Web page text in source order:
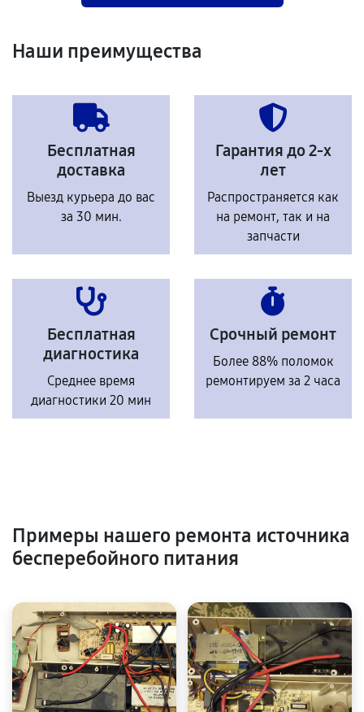
Наши преимущества
Бесплатная
доставка
Выезд курьера до вас
за 30 мин.
Гарантия до 2-х
лет
Распространяется как
на ремонт, так и на
запчасти
Бесплатная
диагностика
Среднее время
диагностики 20 мин
Срочный ремонт
Более 88% поломок
ремонтируем за 2 часа
Примеры нашего ремонта источника
бесперебойного питания